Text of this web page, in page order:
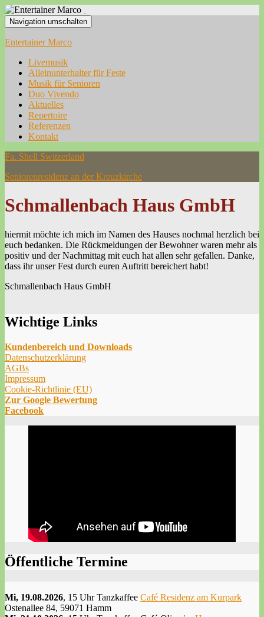
Navigation umschalten
Entertainer Marco
Livemusik
Alleinunterhalter für Feste
Musik für Senioren
Duo Vivendo
Aktuelles
Repertoire
Referenzen
Kontakt
Fa. Shell Switzerland
Seniorenresidenz an der Kreuzkirche
Schmallenbach Haus GmbH
hiermit möchte ich mich im Namen des Hauses nochmal herzlich bei
euch bedanken. Die Rückmeldungen der Bewohner waren mehr als
positiv und der Nachmittag mit euch hat allen sehr gefallen. Danke,
dass ihr unser Fest durch euren Auftritt bereichert habt!
Schmallenbach Haus GmbH
Wichtige Links
Kundenbereich und Downloads
Datenschutzerklärung
AGBs
Impressum
Cookie-Richtlinie (EU)
Zur Google Bewertung
Facebook
Öffentliche Termine
Mi, 19.08.2026, 15 Uhr Tanzkaffee Café Residenz am Kurpark
Ostenallee 84, 59071 Hamm